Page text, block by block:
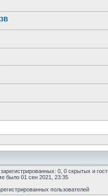
зарегистрированных: 0, 0 скрытых и
было 01 сен 2021, 23:35
пользователей